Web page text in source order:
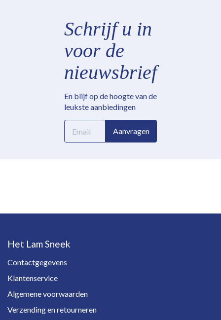
Schrijf u in
voor de
nieuwsbrief
En blijf op de hoogte van de
leukste aanbiedingen
E-
mailadres
Aanvragen
Het Lam Sneek
Contactgegevens
Klantenservice
Algemene voorwaarden
Verzending en retourneren